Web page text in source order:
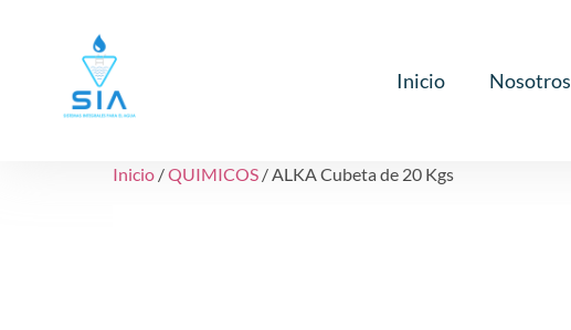
Inicio Nosotros
Inicio /QUIMICOS / ALKA Cubeta de 20 Kgs